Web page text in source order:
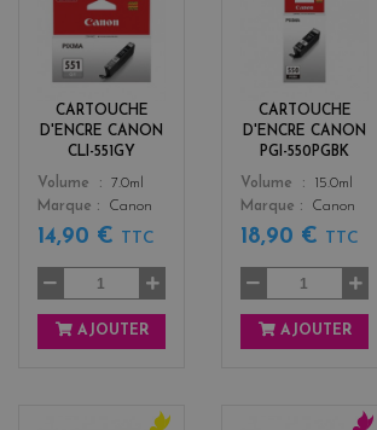
CARTOUCHE
D'ENCRE CANON
CLI-551GY
Color
r
Volume
7.0ml
Marque
Canon
14,90 € TTC
AJOUTER
CARTOUCHE
D'ENCRE CANON
PGI-550PGBK
Color
k
Volume
15.0ml
Marque
Canon
18,90 € TTC
AJOUTER